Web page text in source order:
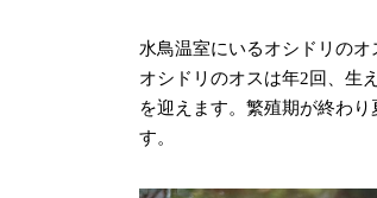
水鳥温室にいるオシドリのオ
オシドリのオスは年2回、生
を迎えます。繁殖期が終わ
す。